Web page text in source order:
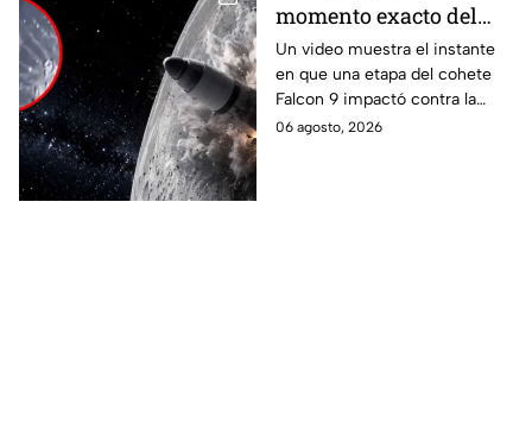
momento exacto del
impacto de cohete
contra la Luna; así
reaccionó
Un video muestra el instante
en que una etapa del cohete
Falcon 9 impactó contra la
luna, levantando una enorme
06 agosto, 2026